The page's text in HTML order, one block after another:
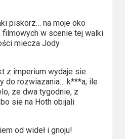
piskorz… na moje oko
w scenie tej walki
miecza Jody
z imperium wydaje sie
do rozwiazania… k***a, ile
ze dwa tygodnie, z
sie na Hoth obijali
od wideł i gnoju!